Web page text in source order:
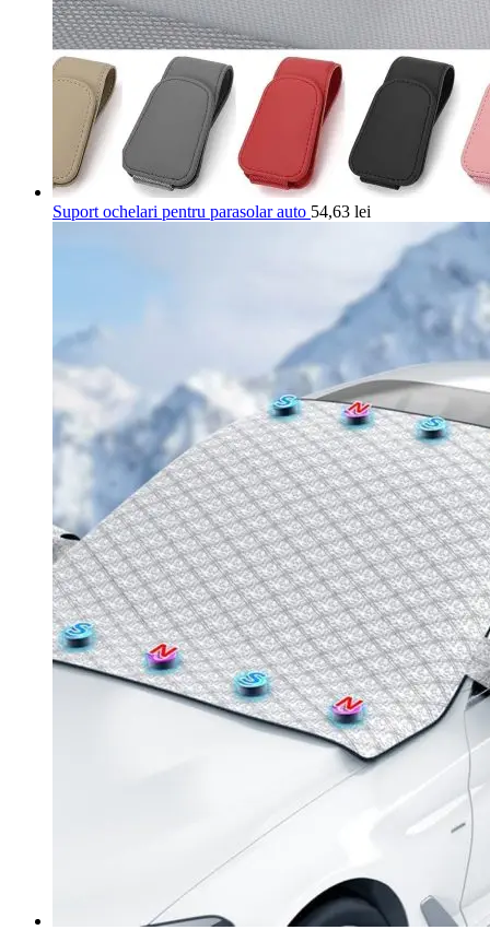
Suport ochelari pentru parasolar auto 54,63 lei